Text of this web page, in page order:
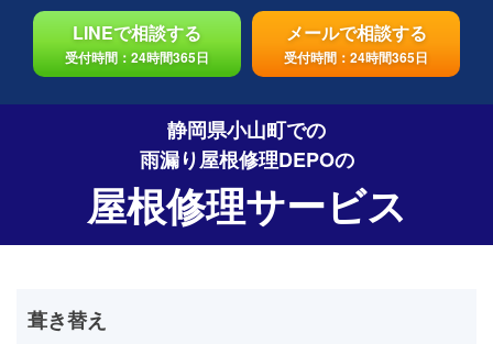
LINEで相談する
受付時間：24時間365日
メールで相談する
受付時間：24時間365日
静岡県小山町での
雨漏り屋根修理DEPOの
屋根修理サービス
葺き替え